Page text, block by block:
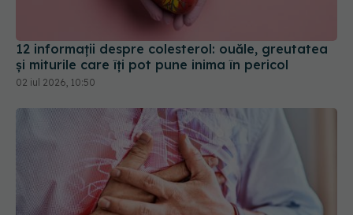
12 informații despre colesterol: ouăle, greutatea
și miturile care îți pot pune inima în pericol
02 iul 2026, 10:50